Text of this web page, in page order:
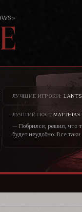
ЛУЧШИЕ ИГРОКИ:
ЛУЧШИЙ ПОСТ MATTHIAS
— Побрился, решил, что
будет неудобно. Все
меня всегда была
шерсть у медведя. – он
Не думаю, что меня
только из-за щетины.
принципе от того, что я
уголки глаз блондина